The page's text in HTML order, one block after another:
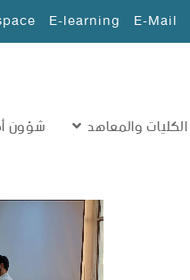
E-Mail
E-learning
الكليات والمعاهد شؤون